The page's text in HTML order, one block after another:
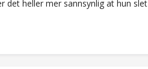
det heller mer sannsynlig at hun slet